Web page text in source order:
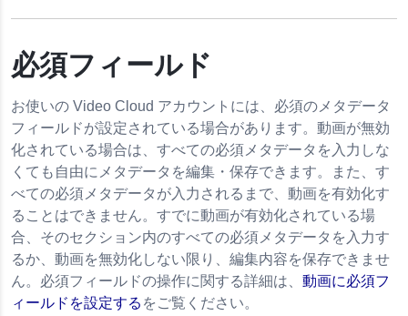
必須フィールド
お使いの Video Cloud アカウントには、必須のメタデータ
フィールドが設定されている場合があります。動画が無効
化されている場合は、すべての必須メタデータを入力しな
くても自由にメタデータを編集・保存できます。また、す
べての必須メタデータが入力されるまで、動画を有効化す
ることはできません。すでに動画が有効化されている場
合、そのセクション内のすべての必須メタデータを入力す
るか、動画を無効化しない限り、編集内容を保存できませ
ん。必須フィールドの操作に関する詳細は、 動画に必須フ
ィールドを設定する をご覧ください。